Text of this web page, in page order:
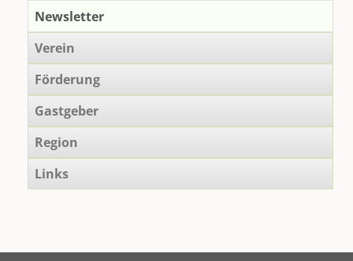
Newsletter
Verein
Förderung
Gastgeber
Region
Links